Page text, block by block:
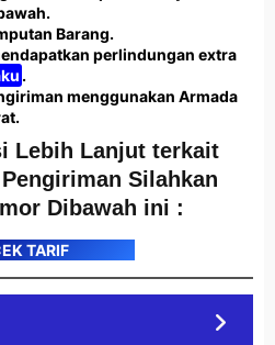
Barang.
perlindungan extra
.
menggunakan Armada
Lebih Lanjut terkait
Silahkan
Dibawah ini :
TARIF